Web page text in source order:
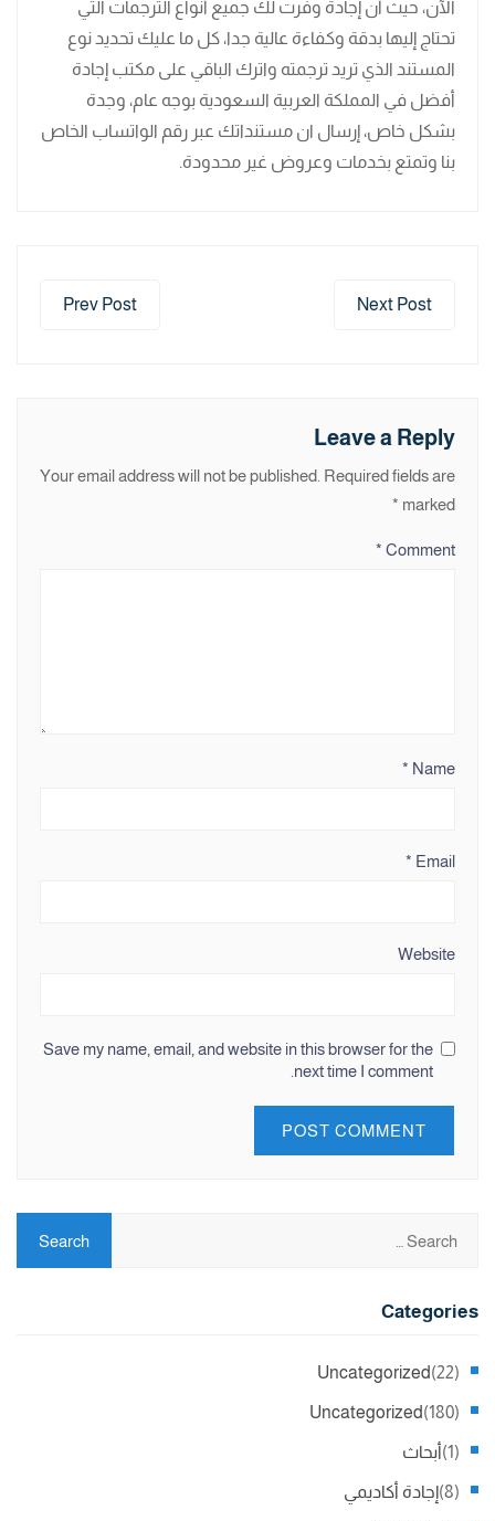
الآن، حيث أن إجادة وفرت لك جميع أنواع الترجمات التي
تحتاج إليها بدقة وكفاءة عالية جدا، كل ما عليك تحديد نوع
المستند الذي تريد ترجمته واترك الباقي على مكتب إجادة
أفضل في المملكة العربية السعودية بوجه عام، وجدة
بشكل خاص، إرسال ان مستنداتك عبر رقم الواتساب الخاص
بنا وتمتع بخدمات وعروض غير محدودة.
Prev Post Next Post
Leave a Reply
Your email address will not be published. Required fields are
marked
*
Comment
*
Name
*
Email
*
Website
Save my name, email, and website in this browser for the
next time I comment.
Categories
Uncategorized (22)
Uncategorized (180)
أبحاث (1)
إجادة أكاديمي (8)